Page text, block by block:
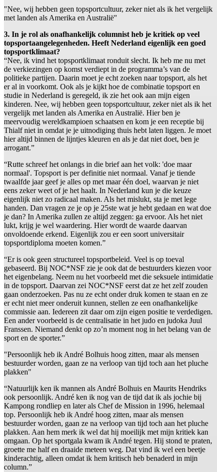
"Nee, wij hebben geen topsportcultuur, zeker niet als ik het vergelijk
met landen als Amerika en Australië"
3. In je rol als onafhankelijk columnist heb je kritiek op veel
topsportaangelegenheden. Heeft Nederland eigenlijk een goed
topsportklimaat?
“Nee, ik vind het topsportklimaat ronduit slecht. Ik heb me nu met
de verkiezingen op komst verdiept in de programma’s van de
politieke partijen. Daarin moet je echt zoeken naar topsport, als het
er al in voorkomt. Ook als je kijkt hoe de combinatie topsport en
studie in Nederland is geregeld, ik zie het ook aan mijn eigen
kinderen. Nee, wij hebben geen topsportcultuur, zeker niet als ik het
vergelijk met landen als Amerika en Australië. Hier ben je
meervoudig wereldkampioen schaatsen en kom je een receptie bij
Thialf niet in omdat je je uitnodiging thuis hebt laten liggen. Je moet
hier altijd binnen de lijntjes kleuren en als je dat niet doet, ben je
arrogant.”
“Rutte schreef het onlangs in die brief aan het volk: 'doe maar
normaal'. Topsport is per definitie niet normaal. Vanaf je tiende
twaalfde jaar geef je alles op met maar één doel, waarvan je niet
eens zeker weet of je het haalt. In Nederland kun je die keuze
eigenlijk niet zo radicaal maken. Als het mislukt, sta je met lege
handen. Dan vragen ze je op je 25ste wat je hebt gedaan en wat doe
je dan? In Amerika zullen ze altijd zeggen: ga ervoor. Als het niet
lukt, krijg je wel waardering. Hier wordt de waarde daarvan
onvoldoende erkend. Eigenlijk zou er een soort universitair
topsportdiploma moeten komen.”
“Er is ook geen structureel topsportbeleid. Veel is op toeval
gebaseerd. Bij NOC*NSF zie je ook dat de bestuurders kiezen voor
het eigenbelang. Neem nu het voorbeeld met die seksuele intimidatie
in de topsport. Daarvan zei NOC*NSF eerst dat ze het zelf zouden
gaan onderzoeken. Pas nu ze echt onder druk komen te staan en ze
er echt niet meer onderuit kunnen, stellen ze een onafhankelijke
commissie aan. Iedereen zit daar om zijn eigen positie te verdedigen.
Een ander voorbeeld is de centralisatie in het judo en judoka Juul
Franssen. Niemand denkt op zo’n moment nog in het belang van de
sport en de sporter.”
"Persoonlijk heb ik André Bolhuis hoog zitten, maar als mensen
bestuurder worden, gaan ze na verloop van tijd toch aan het pluche
plakken"
“Natuurlijk ken ik mannen als André Bolhuis en Maurits Hendriks
ook persoonlijk. André ken ik nog van de tijd dat ik als jochie bij
Kampong rondliep en later als Chef de Mission in 1996, helemaal
top. Persoonlijk heb ik André hoog zitten, maar als mensen
bestuurder worden, gaan ze na verloop van tijd toch aan het pluche
plakken. Aan hem merk ik wel dat hij moeilijk met mijn kritiek kan
omgaan. Op het sportgala kwam ik André tegen. Hij stond te praten,
groette me half en draaide meteen weg. Dat vind ik wel een beetje
kinderachtig, alleen omdat ik hem kritisch heb benaderd in mijn
column.”